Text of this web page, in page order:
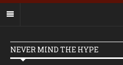
NEVER MIND THE HYPE